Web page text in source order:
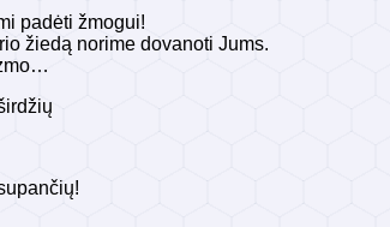
padėti žmogui!
žiedą norime dovanoti Jums.